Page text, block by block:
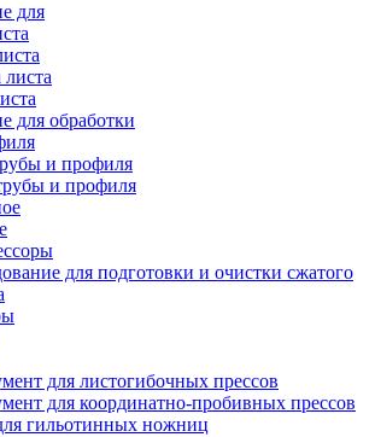
для
для обработки
и профиля
и профиля
для подготовки и очистки сжатого
для листогибочных прессов
для координатно-пробивных прессов
гильотинных ножниц